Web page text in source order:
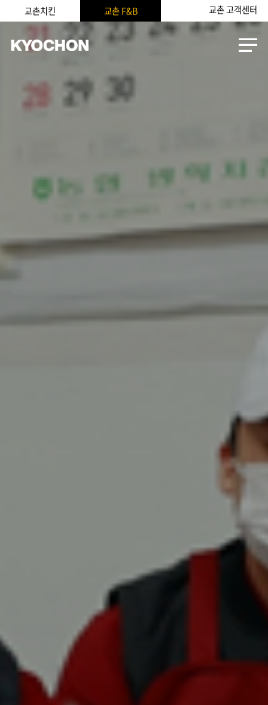
교촌치킨 교촌 F&B 교촌 고객센터